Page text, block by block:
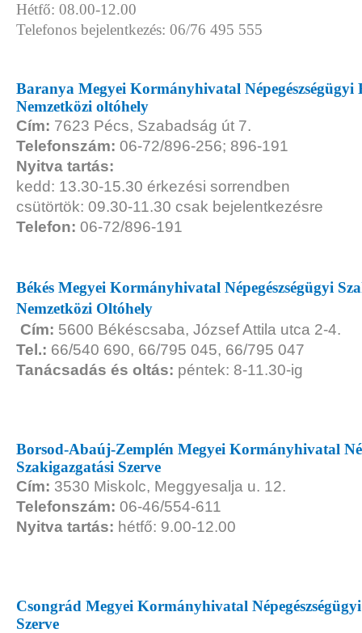
Hétfő: 08.00-12.00
Telefonos bejelentkezés: 06/76 495 555
Baranya Megyei Kormányhivatal Népegészségügyi
Nemzetközi oltóhely
Cím: 7623 Pécs, Szabadság út 7.
Telefonszám: 06-72/896-256; 896-191
Nyitva tartás:
kedd: 13.30-15.30 érkezési sorrendben
csütörtök: 09.30-11.30 csak bejelentkezésre
Telefon: 06-72/896-191
Békés Megyei Kormányhivatal Népegészségügyi
Nemzetközi Oltóhely
Cím: 5600 Békéscsaba, József Attila utca 2-4.
Tel.: 66/540 690, 66/795 045, 66/795 047
Tanácsadás és oltás: péntek: 8-11.30-ig
Borsod-Abaúj-Zemplén Megyei Kormányhivatal
Szakigazgatási Szerve
Cím: 3530 Miskolc, Meggyesalja u. 12.
Telefonszám: 06-46/554-611
Nyitva tartás: hétfő: 9.00-12.00
Csongrád Megyei Kormányhivatal
Szerve